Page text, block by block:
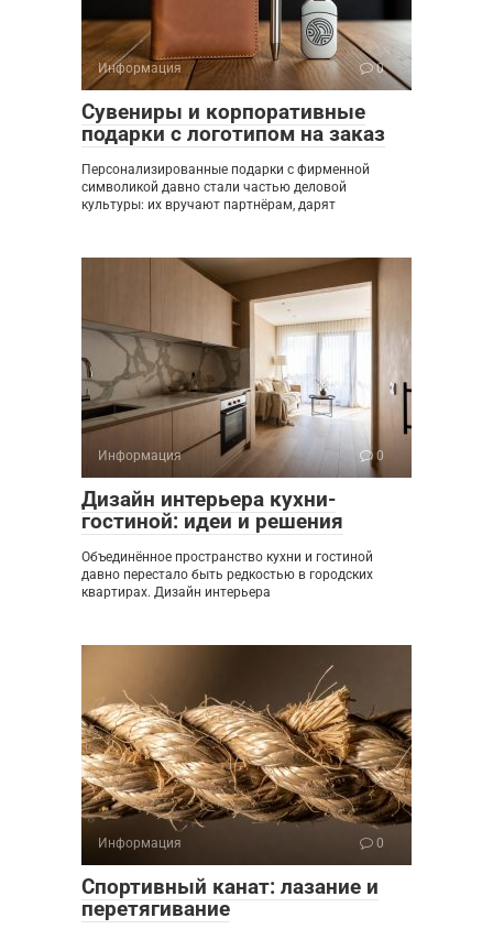
Информация 0
Сувениры и корпоративные
подарки с логотипом на заказ
Персонализированные подарки с фирменной
символикой давно стали частью деловой
культуры: их вручают партнёрам, дарят
Информация 0
Дизайн интерьера кухни-
гостиной: идеи и решения
Объединённое пространство кухни и гостиной
давно перестало быть редкостью в городских
квартирах. Дизайн интерьера
Информация 0
Спортивный канат: лазание и
перетягивание